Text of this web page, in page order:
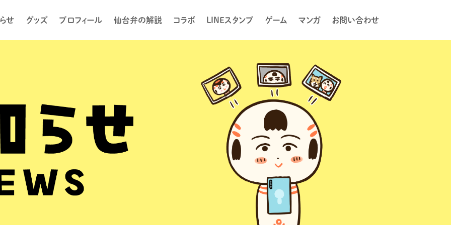
せ グッズ プロフィール 仙台弁の解説 コラボ LINEスタンプ ゲーム マンガ お問い合わせ